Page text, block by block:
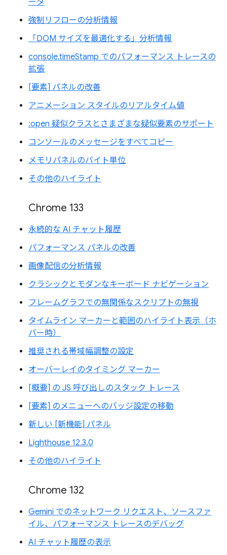
ータ
強制リフローの分析情報
「DOM サイズを最適化する」分析情報
console.timeStamp でのパフォーマンス トレースの
拡張
[要素] パネルの改善
アニメーション スタイルのリアルタイム値
:open 疑似クラスとさまざまな疑似要素のサポート
コンソールのメッセージをすべてコピー
メモリパネルのバイト単位
その他のハイライト
Chrome 133
永続的な AI チャット履歴
パフォーマンス パネルの改善
画像配信の分析情報
クラシックとモダンなキーボード ナビゲーション
フレームグラフでの無関係なスクリプトの無視
タイムライン マーカーと範囲のハイライト表示（ホ
バー時）
推奨される帯域幅調整の設定
オーバーレイのタイミング マーカー
[概要] の JS 呼び出しのスタック トレース
[要素] のメニューへのバッジ設定の移動
新しい [新機能] パネル
Lighthouse 12.3.0
その他のハイライト
Chrome 132
Gemini でのネットワーク リクエスト、ソースファ
イル、パフォーマンス トレースのデバッグ
AI チャット履歴の表示